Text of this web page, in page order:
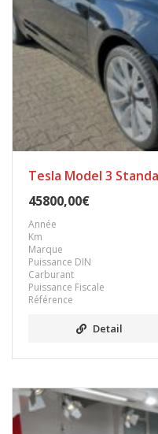
Tesla Model 3
45800,00€
Année
Km
Marque
Puissance DIN
Carburant
Puissance Fiscale
Référence
Detail